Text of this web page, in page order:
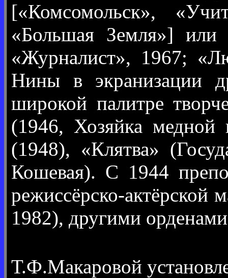
[«Комсомольск»,
«Большая Земля»] или
«Журналист», 1967;
Нины в экранизации
широкой палитре
(1946, Хозяйка медной
(1948), «Клятва»
Кошевая). С 1944
режиссёрско-актёрской
1982), другими
Т.Ф.Макаровой